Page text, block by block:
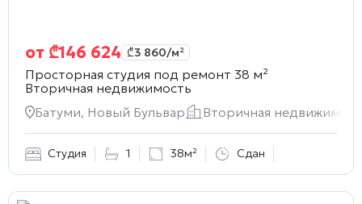
от ₾146 624 ₾3 860/м²
Просторная студия под ремонт 38 м²
Вторичная недвижимость
Батуми, Новый Бульвар
Вторичная
Студия 1 38м² Сдан